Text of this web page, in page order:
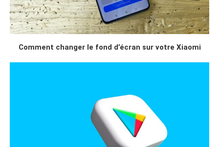
Comment changer le fond d’écran sur votre Xiaomi